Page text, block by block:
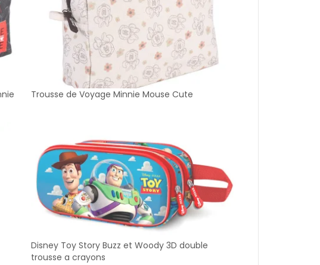
Trousse de Voyage Minnie Mouse Cute
Disney Toy Story Buzz et Woody 3D double
trousse a crayons